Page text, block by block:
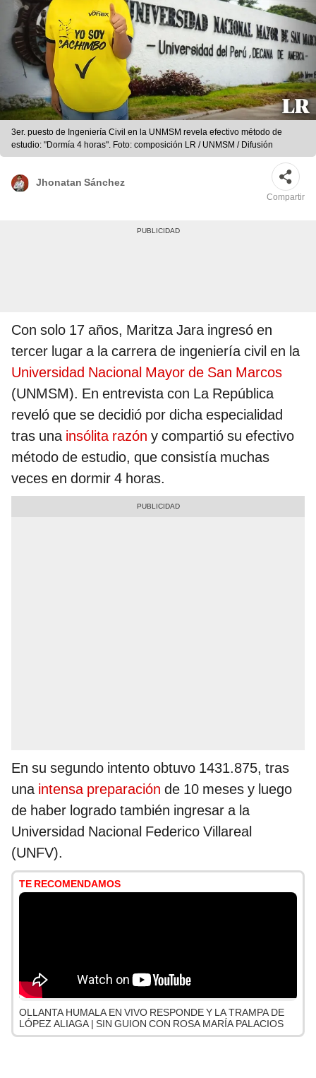
3er. puesto de Ingeniería Civil en la UNMSM revela efectivo método de
estudio: "Dormía 4 horas". Foto: composición LR / UNMSM / Difusión
Jhonatan Sánchez
Compartir
Con solo 17 años, Maritza Jara ingresó en
tercer lugar a la carrera de ingeniería civil en la
Universidad Nacional Mayor de San Marcos
(UNMSM). En entrevista con La República
reveló que se decidió por dicha especialidad
tras unainsólita razón y compartió su efectivo
método de estudio, que consistía muchas
veces en dormir 4 horas.
En su segundo intento obtuvo 1431.875, tras
unaintensa preparación de 10 meses y luego
de haber logrado también ingresar a la
Universidad Nacional Federico Villareal
(UNFV).
TE RECOMENDAMOS
OLLANTA HUMALA EN VIVO RESPONDE Y LA TRAMPA DE
LÓPEZ ALIAGA | SIN GUION CON ROSA MARÍA PALACIOS